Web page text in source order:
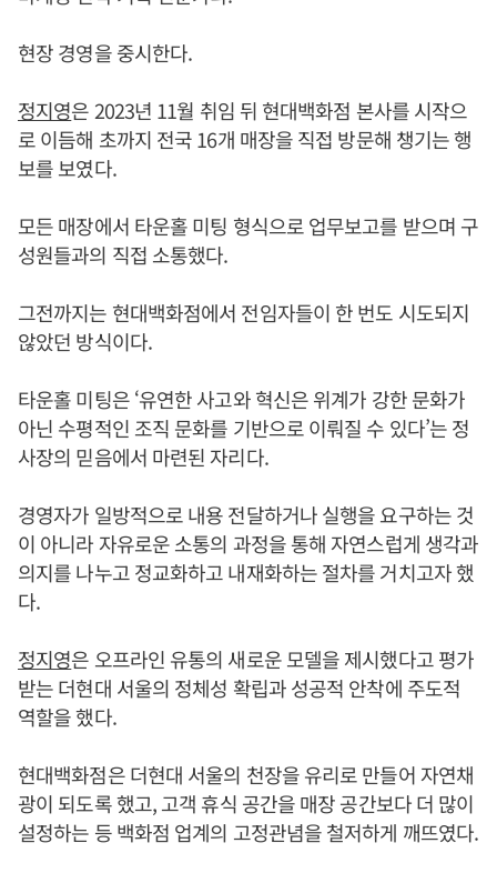
현장 경영을 중시한다.
정지영은 2023년 11월 취임 뒤 현대백화점 본사를 시작으
로 이듬해 초까지 전국 16개 매장을 직접 방문해 챙기는 행
보를 보였다.
모든 매장에서 타운홀 미팅 형식으로 업무보고를 받으며 구
성원들과의 직접 소통했다.
그전까지는 현대백화점에서 전임자들이 한 번도 시도되지
않았던 방식이다.
타운홀 미팅은 ‘유연한 사고와 혁신은 위계가 강한 문화가
아닌 수평적인 조직 문화를 기반으로 이뤄질 수 있다’는 정
사장의 믿음에서 마련된 자리다.
경영자가 일방적으로 내용 전달하거나 실행을 요구하는 것
이 아니라 자유로운 소통의 과정을 통해 자연스럽게 생각과
의지를 나누고 정교화하고 내재화하는 절차를 거치고자 했
다.
정지영은 오프라인 유통의 새로운 모델을 제시했다고 평가
받는 더현대 서울의 정체성 확립과 성공적 안착에 주도적
역할을 했다.
현대백화점은 더현대 서울의 천장을 유리로 만들어 자연채
광이 되도록 했고, 고객 휴식 공간을 매장 공간보다 더 많이
설정하는 등 백화점 업계의 고정관념을 철저하게 깨뜨였다.